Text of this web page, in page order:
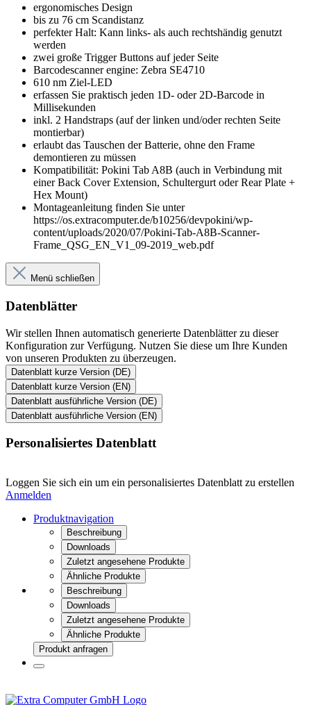
ergonomisches Design
bis zu 76 cm Scandistanz
perfekter Halt: Kann links- als auch rechtshändig genutzt
werden
zwei große Trigger Buttons auf jeder Seite
Barcodescanner engine: Zebra SE4710
610 nm Ziel-LED
erfassen Sie praktisch jeden 1D- oder 2D-Barcode in
Millisekunden
inkl. 2 Handstraps (auf der linken und/oder rechten Seite
montierbar)
erlaubt das Tauschen der Batterie, ohne den Frame
demontieren zu müssen
Kompatibilität: Pokini Tab A8B (auch in Verbindung mit
einer Back Cover Extension, Schultergurt oder Rear Plate +
Hex Mount)
Montageanleitung finden Sie unter
https://os.extracomputer.de/b10256/devpokini/wp-
content/uploads/2020/07/Pokini-Tab-A8B-Scanner-
Frame_QSG_EN_V1_09-2019_web.pdf
Menü schließen
Datenblätter
Wir stellen Ihnen automatisch generierte Datenblätter zu dieser
Konfiguration zur Verfügung. Nutzen Sie diese um Ihre Kunden
von unseren Produkten zu überzeugen.
Datenblatt kurze Version (DE)
Datenblatt kurze Version (EN)
Datenblatt ausführliche Version (DE)
Datenblatt ausführliche Version (EN)
Personalisiertes Datenblatt
Loggen Sie sich ein um ein personalisiertes Datenblatt zu erstellen
Anmelden
Produktnavigation
Beschreibung
Downloads
Zuletzt angesehene Produkte
Ähnliche Produkte
Beschreibung
Downloads
Zuletzt angesehene Produkte
Ähnliche Produkte
Produkt anfragen